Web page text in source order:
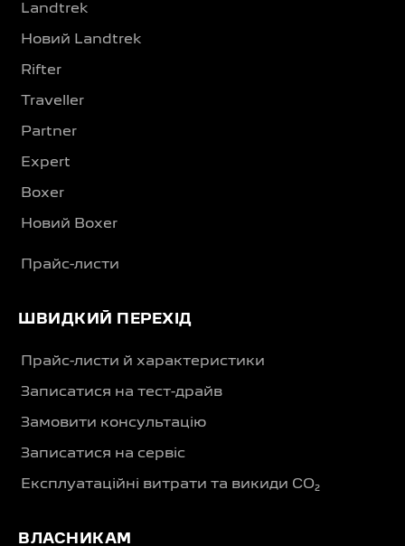
Landtrek
Новий Landtrek
Rifter
Traveller
Partner
Expert
Boxer
Новий Boxer
Прайс-листи
ШВИДКИЙ ПЕРЕХІД
Прайс-листи й характеристики
Записатися на тест-драйв
Замовити консультацію
Записатися на сервіс
Експлуатаційні витрати та викиди CO₂
ВЛАСНИКАМ